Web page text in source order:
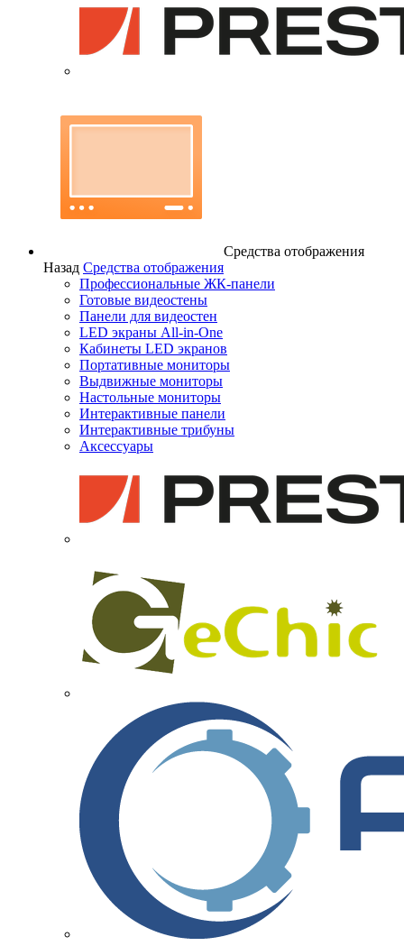
Средства отображения
Назад Средства отображения
Профессиональные ЖК-панели
Готовые видеостены
Панели для видеостен
LED экраны All-in-One
Кабинеты LED экранов
Портативные мониторы
Выдвижные мониторы
Настольные мониторы
Интерактивные панели
Интерактивные трибуны
Аксессуары